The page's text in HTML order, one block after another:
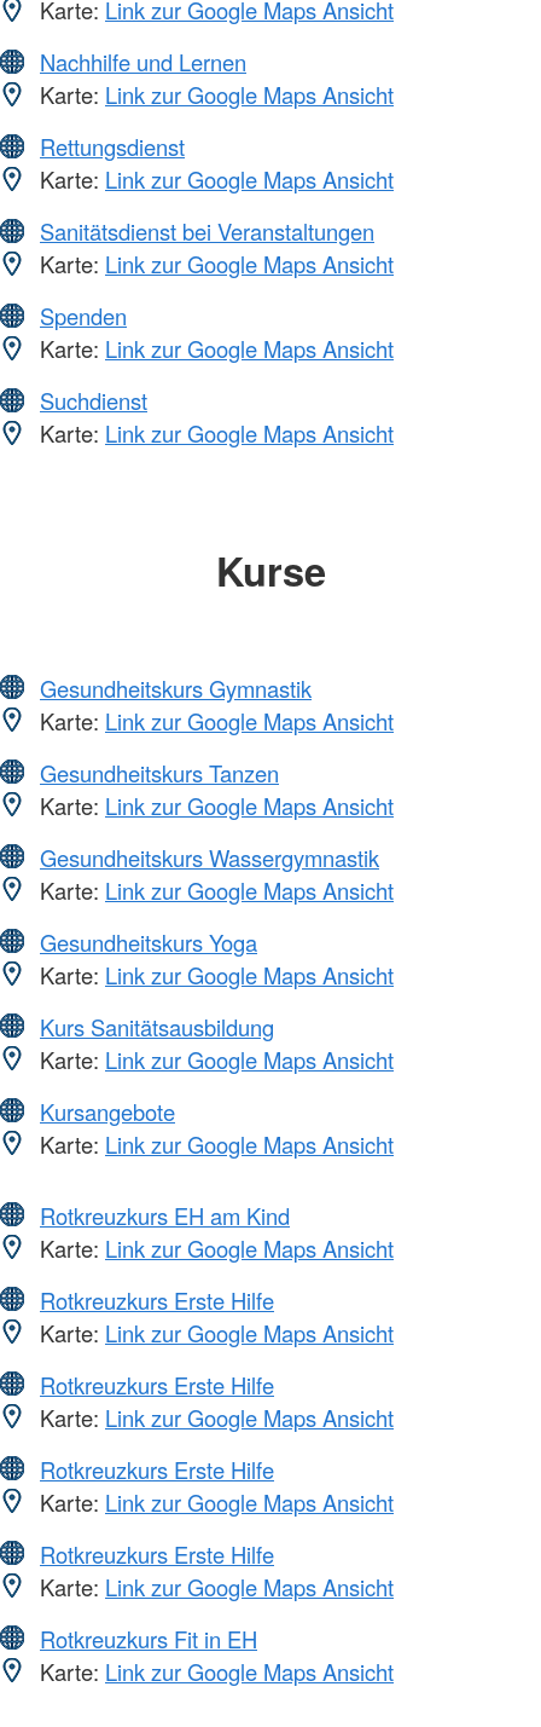
Karte: Link zur Google Maps Ansicht
Nachhilfe und Lernen
Karte: Link zur Google Maps Ansicht
Rettungsdienst
Karte: Link zur Google Maps Ansicht
Sanitätsdienst bei Veranstaltungen
Karte: Link zur Google Maps Ansicht
Spenden
Karte: Link zur Google Maps Ansicht
Suchdienst
Karte: Link zur Google Maps Ansicht
Kurse
Gesundheitskurs Gymnastik
Karte: Link zur Google Maps Ansicht
Gesundheitskurs Tanzen
Karte: Link zur Google Maps Ansicht
Gesundheitskurs Wassergymnastik
Karte: Link zur Google Maps Ansicht
Gesundheitskurs Yoga
Karte: Link zur Google Maps Ansicht
Kurs Sanitätsausbildung
Karte: Link zur Google Maps Ansicht
Kursangebote
Karte: Link zur Google Maps Ansicht
Rotkreuzkurs EH am Kind
Karte: Link zur Google Maps Ansicht
Rotkreuzkurs Erste Hilfe
Karte: Link zur Google Maps Ansicht
Rotkreuzkurs Erste Hilfe
Karte: Link zur Google Maps Ansicht
Rotkreuzkurs Erste Hilfe
Karte: Link zur Google Maps Ansicht
Rotkreuzkurs Erste Hilfe
Karte: Link zur Google Maps Ansicht
Rotkreuzkurs Fit in EH
Karte: Link zur Google Maps Ansicht